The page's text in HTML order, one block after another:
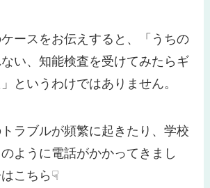
ースをお伝えすると、「うちの
い、知能検査を受けてみたらギ
というわけではありません。
ラブルが頻繁に起きたり、学校
ように電話がかかってきまし
こちら☟